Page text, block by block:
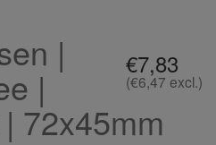
€7,83
(€6,47 excl.)
|
|
72x45mm